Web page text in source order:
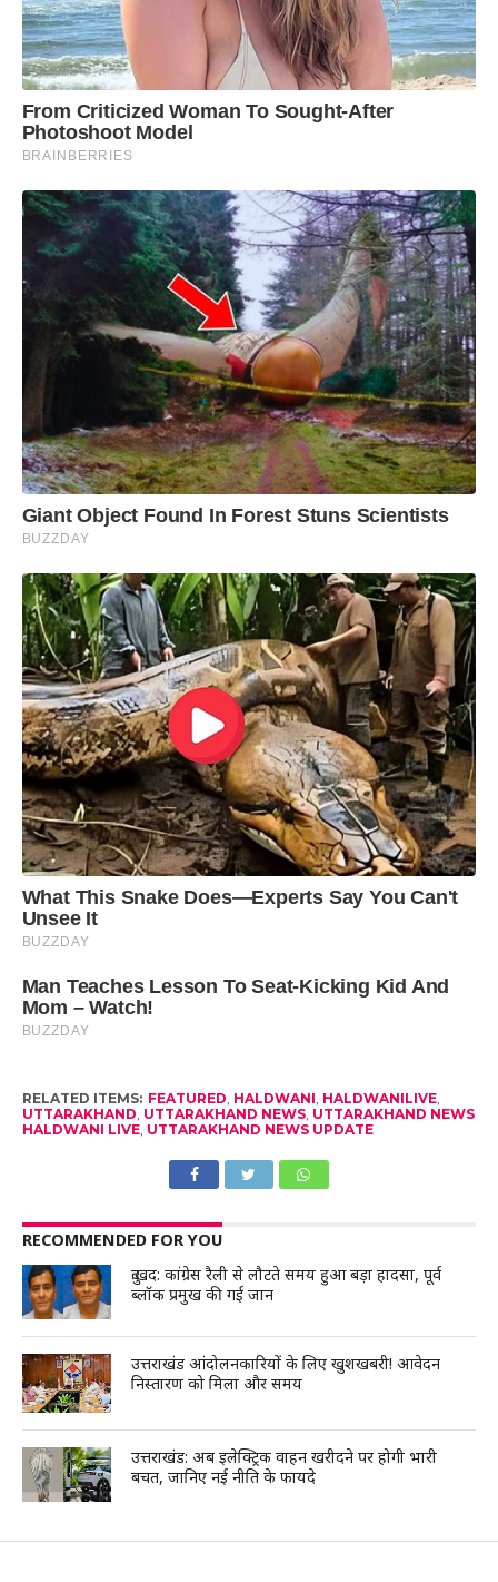
RELATED ITEMS: FEATURED, HALDWANI, HALDWANILIVE,
UTTARAKHAND, UTTARAKHAND NEWS, UTTARAKHAND NEWS
HALDWANI LIVE, UTTARAKHAND NEWS UPDATE
RECOMMENDED FOR YOU
दुःखद: कांग्रेस रैली से लौटते समय हुआ बड़ा हादसा, पूर्व
ब्लॉक प्रमुख की गई जान
उत्तराखंड आंदोलनकारियों के लिए खुशखबरी! आवेदन
निस्तारण को मिला और समय
उत्तराखंड: अब इलेक्ट्रिक वाहन खरीदने पर होगी भारी
बचत, जानिए नई नीति के फायदे